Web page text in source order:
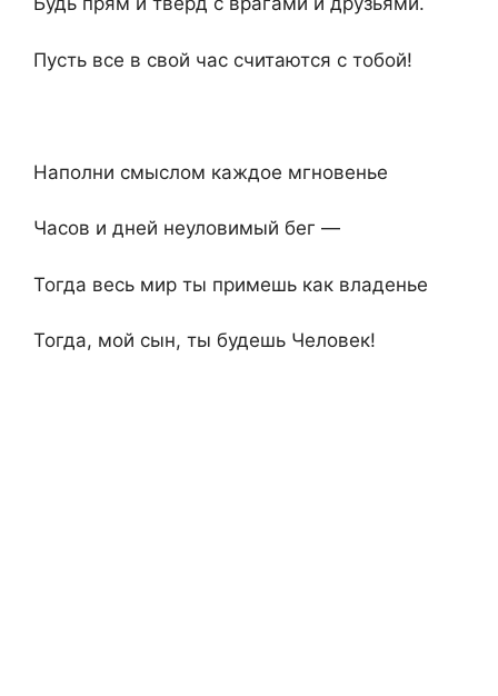
Пусть все в свой час считаются c тобой!
Наполни смыслом каждое мгновенье
Часов и дней неуловимый бег —
Тогда весь мир ты примешь как владенье
Тогда, мой сын, ты будешь Человек!